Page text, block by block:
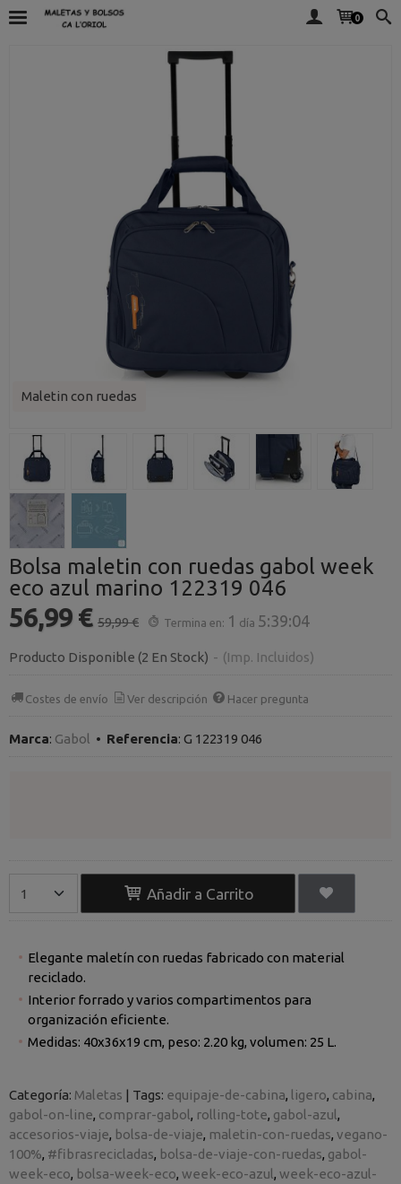
0
Maletin con ruedas
Bolsa maletin con ruedas gabol week
eco azul marino 122319 046
56,99 € 59,99 € Termina en: 1 día 5:39:03
Producto Disponible (2 En Stock) - (Imp. Incluidos)
Costes de envío Ver descripción Hacer pregunta
Marca: Gabol • Referencia: G 122319 046
Añadir a Carrito
Elegante maletín con ruedas fabricado con material
reciclado.
Interior forrado y varios compartimentos para
organización eficiente.
Medidas: 40x36x19 cm, peso: 2.20 kg, volumen: 25 L.
Categoría: Maletas | Tags: equipaje-de-cabina ligero cabina
gabol-on-line comprar-gabol rolling-tote gabol-azul
accesorios-viaje bolsa-de-viaje maletin-con-ruedas vegano-
100% #fibrasrecicladas bolsa-de-viaje-con-ruedas gabol-
week-eco bolsa-week-eco week-eco-azul
week-eco-azul-